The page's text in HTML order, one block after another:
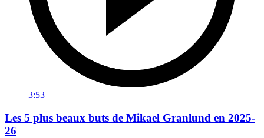
3:53
Les 5 plus beaux buts de Mikael Granlund en 2025-
26